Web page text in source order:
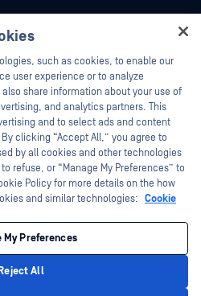
、MetaDefender、Metascan、
Trust No Device.、OPSWAT 、Protecting the
Technology、InQuest、InQuestロゴ、
、およびJoin the Huntは、OPSWAT の商標
所有者の財産です。
カリフォルニア州のプライバシーポリ
such as cookies, to enable our
user experience or to analyze
share information about your use of
and analytics partners. This
and to select ads and content
clicking “Accept All,” you agree to
by all cookies and other technologies
refuse, or “Manage My Preferences” to
Policy for more details on the how
and similar technologies: Cookie
My Preferences
All
your OPSWAT virtual assistant.
I help you secure what's critical